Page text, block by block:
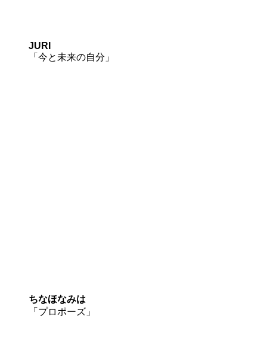
JURI
「今と未来の自分」
ちなほなみは
「プロポーズ」